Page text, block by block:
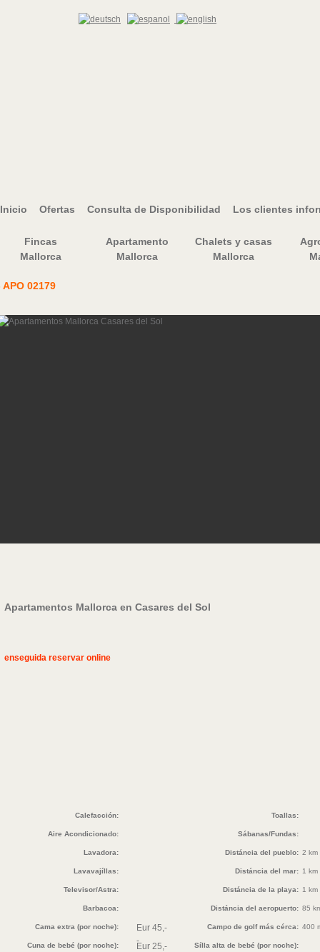
Inicio Ofertas Consulta de Disponibilidad Los clientes
Fincas
Mallorca
Apartamento
Mallorca
Chalets y casas
Mallorca
APO 02179
Apartamentos Mallorca en Casares del Sol
enseguida reservar online
Calefacción: Toallas:
Aire Acondicionado: Sábanas/Fundas:
Lavadora: Distáncia del pueblo: 2 km
Lavavajíllas: Distáncia del mar: 1 km
Televisor/Astra: Distáncia de la playa: 1 km
Barbacoa: Distáncia del aeropuerto: 85
Cama extra (por noche):
Eur 45,-
-
Campo de golf más cérca: 400
Cuna de bebé (por noche):
Eur 25,-
Sílla alta de bebé (por noche):